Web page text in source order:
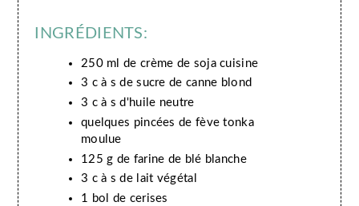
INGRÉDIENTS:
250 ml de crème de soja cuisine
3 c à s de sucre de canne blond
3 c à s d'huile neutre
quelques pincées de fève tonka
moulue
125 g de farine de blé blanche
3 c à s de lait végétal
1 bol de cerises